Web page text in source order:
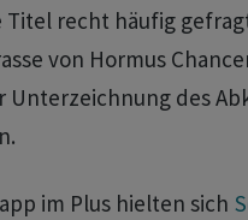
Titel recht häufig
von Hormus
Unterzeichnung des
im Plus hielten sich